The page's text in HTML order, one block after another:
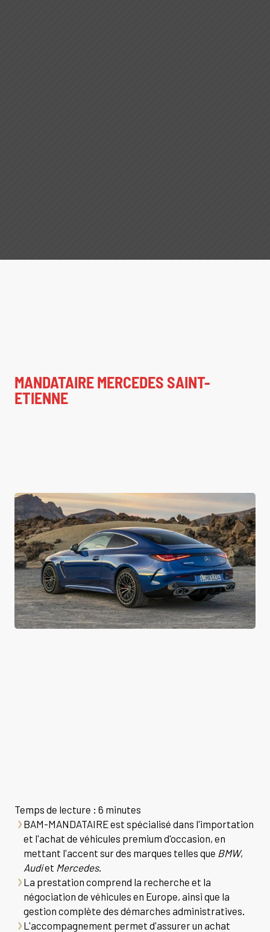
MANDATAIRE MERCEDES SAINT-
ETIENNE
Temps de lecture : 6 minutes
BAM-MANDATAIRE est spécialisé dans l'importation
et l'achat de véhicules premium d'occasion, en
mettant l'accent sur des marques telles que BMW,
Audiet Mercedes.
La prestation comprend la recherche et la
négociation de véhicules en Europe, ainsi que la
gestion complète des démarches administratives.
L'accompagnement permet d'assurer un achat